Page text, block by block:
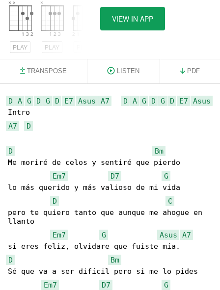
PLAY PLAY
VIEW IN APP
TRANSPOSE LISTEN PDF
D A G D G D E7 Asus A7 D A G D G D E7
Asus
A7
D
D
Bm
Me moriré de celos y sentiré que pierdo
Em7
D7
G
lo más querido y más valioso de mi vida
D
C
pero te quiero tanto que aunque me ahogue en
llanto
Em7
G Asus
A7
D
Bm
Sé que va a ser difícil pero si me lo pides
Em7
D7
G